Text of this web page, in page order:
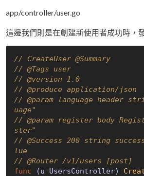
app/controller/user.go
這邊我們則是在創建新使用者成功時，
// CreateUser @Summary
// @Tags user
// @version 1.0
// @produce application/json
// @param language header
uage"
// @param register body
ster"
// @Success 200 string
lue
// @Router /v1/users [post]
func
(u UsersController)